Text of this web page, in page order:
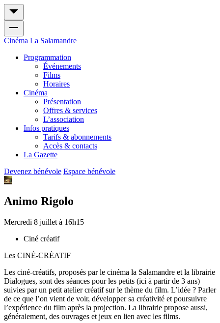
Cinéma La Salamandre
Programmation
Événements
Films
Horaires
Cinéma
Présentation
Offres & services
L’association
Infos pratiques
Tarifs & abonnements
Accès & contacts
La Gazette
Devenez bénévole Espace bénévole
Animo Rigolo
Mercredi 8 juillet à 16h15
Ciné créatif
Les CINÉ-CRÉATIF
Les ciné-créatifs, proposés par le cinéma la Salamandre et la librairie
Dialogues, sont des séances pour les petits (ici à partir de 3 ans)
suivies par un petit atelier créatif sur le thème du film. L’idée ? Parler
de ce que l’on vient de voir, développer sa créativité et poursuivre
l’expérience du film après la projection. La librairie propose aussi,
généralement, des ouvrages et jeux en lien avec les films.